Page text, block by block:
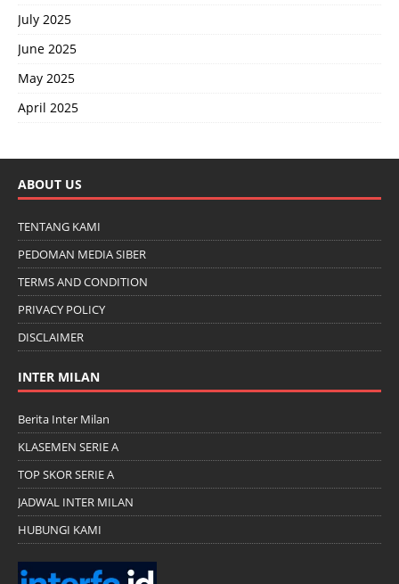
July 2025
June 2025
May 2025
April 2025
ABOUT US
TENTANG KAMI
PEDOMAN MEDIA SIBER
TERMS AND CONDITION
PRIVACY POLICY
DISCLAIMER
INTER MILAN
Berita Inter Milan
KLASEMEN SERIE A
TOP SKOR SERIE A
JADWAL INTER MILAN
HUBUNGI KAMI